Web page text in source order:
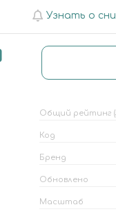
Узнать о
Общий рейтинг
Код
Бренд
Обновлено
Масштаб